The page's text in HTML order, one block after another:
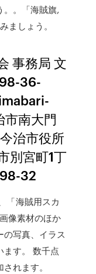
。。「海賊旗,
ましょう。
事務局 文
36-
南大門
治市役所
別宮町1丁
32
「海賊用スカ
像素材のほか
写真、イラス
ます。 数千点
れます。